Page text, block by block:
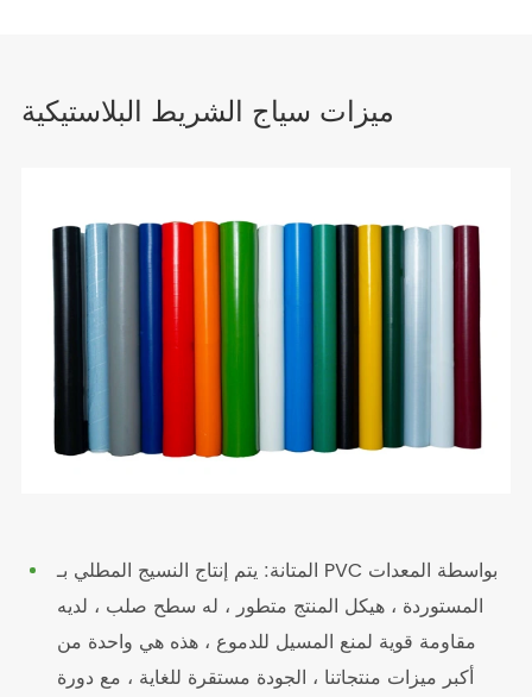
ميزات سياج الشريط البلاستيكية
المتانة: يتم إنتاج النسيج المطلي بـ PVC بواسطة المعدات
المستوردة ، هيكل المنتج متطور ، له سطح صلب ، لديه
مقاومة قوية لمنع المسيل للدموع ، هذه هي واحدة من
أكبر ميزات منتجاتنا ، الجودة مستقرة للغاية ، مع دورة